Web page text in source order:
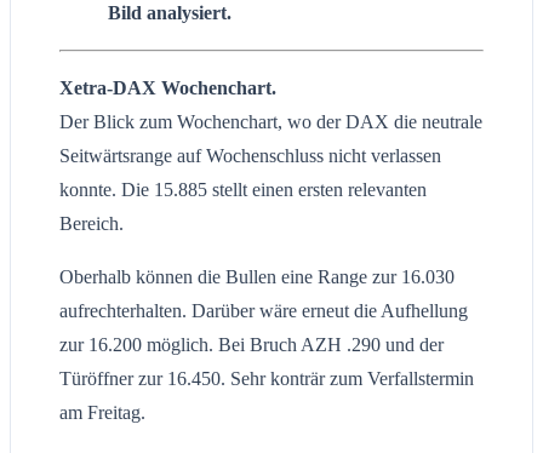
Bild analysiert.
Xetra-DAX Wochenchart.
Der Blick zum Wochenchart, wo der DAX die neutrale
Seitwärtsrange auf Wochenschluss nicht verlassen
konnte. Die 15.885 stellt einen ersten relevanten
Bereich.
Oberhalb können die Bullen eine Range zur 16.030
aufrechterhalten. Darüber wäre erneut die Aufhellung
zur 16.200 möglich. Bei Bruch AZH .290 und der
Türöffner zur 16.450. Sehr konträr zum Verfallstermin
am Freitag.